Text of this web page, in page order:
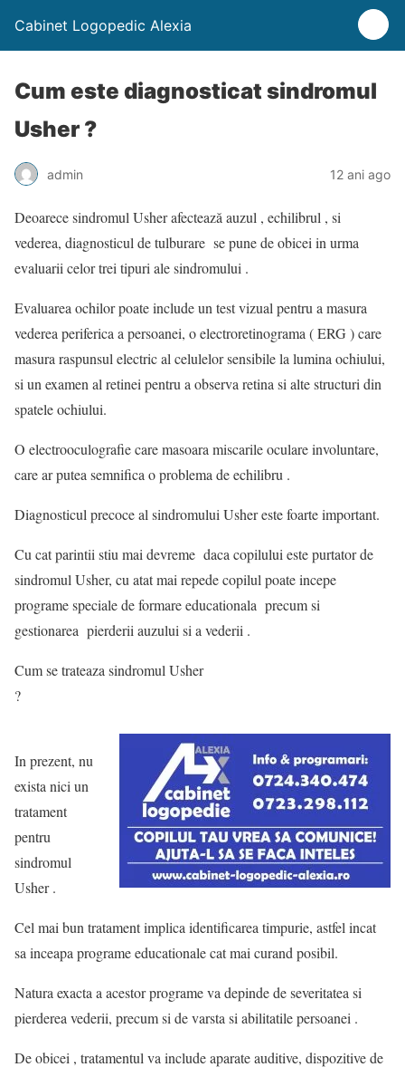
Cabinet Logopedic Alexia
Cum este diagnosticat sindromul
Usher ?
admin 12 ani ago
Deoarece sindromul Usher afectează auzul , echilibrul , si
vederea, diagnosticul de tulburare se pune de obicei in urma
evaluarii celor trei tipuri ale sindromului .
Evaluarea ochilor poate include un test vizual pentru a masura
vederea periferica a persoanei, o electroretinograma ( ERG ) care
masura raspunsul electric al celulelor sensibile la lumina ochiului,
si un examen al retinei pentru a observa retina si alte structuri din
spatele ochiului.
O electrooculografie care masoara miscarile oculare involuntare,
care ar putea semnifica o problema de echilibru .
Diagnosticul precoce al sindromului Usher este foarte important.
Cu cat parintii stiu mai devreme daca copilului este purtator de
sindromul Usher, cu atat mai repede copilul poate incepe
programe speciale de formare educationala precum si
gestionarea pierderii auzului si a vederii .
Cum se trateaza sindromul Usher
?
In prezent, nu
exista nici un
tratament
pentru
sindromul
Usher .
Cel mai bun tratament implica identificarea timpurie, astfel incat
sa inceapa programe educationale cat mai curand posibil.
Natura exacta a acestor programe va depinde de severitatea si
pierderea vederii, precum si de varsta si abilitatile persoanei .
De obicei , tratamentul va include aparate auditive, dispozitive de